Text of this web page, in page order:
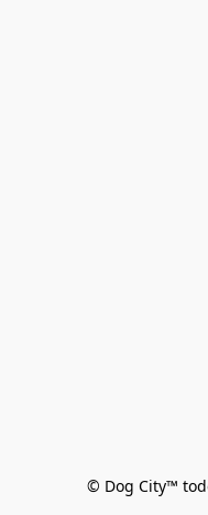
© Dog City™